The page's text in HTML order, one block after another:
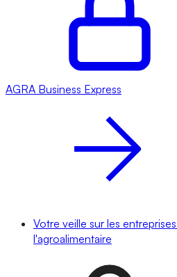
AGRA Business Express
Votre veille sur les
l'agroalimentaire